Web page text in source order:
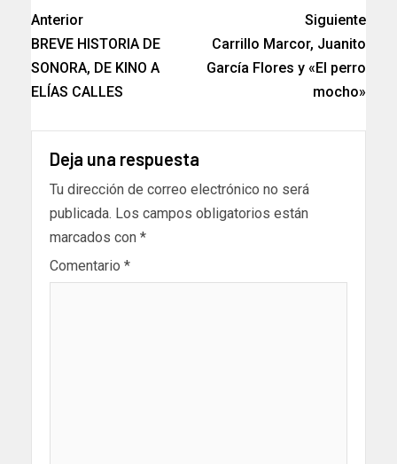
Anterior
BREVE HISTORIA DE
SONORA, DE KINO A
ELÍAS CALLES
Siguiente
Carrillo Marcor, Juanito
García Flores y «El perro
mocho»
Deja una respuesta
Tu dirección de correo electrónico no será
publicada. Los campos obligatorios están
marcados con *
Comentario *